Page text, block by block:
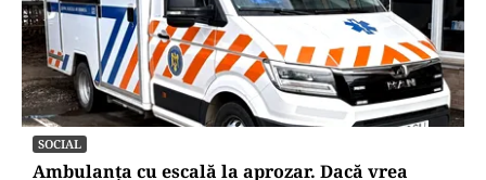
SOCIAL
Ambulanța cu escală la aprozar. Dacă vrea